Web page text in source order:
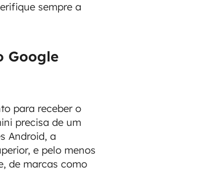
sempre a
Google
para receber o
precisa de um
Android, a
e pelo menos
de marcas como